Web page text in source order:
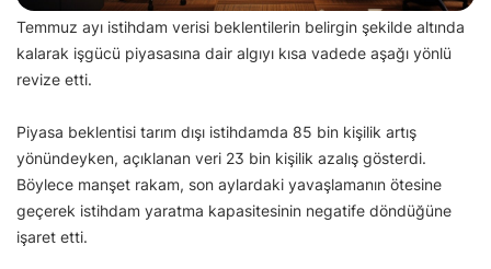
Temmuz ayı istihdam verisi beklentilerin belirgin şekilde altında
kalarak işgücü piyasasına dair algıyı kısa vadede aşağı yönlü
revize etti.
Piyasa beklentisi tarım dışı istihdamda 85 bin kişilik artış
yönündeyken, açıklanan veri 23 bin kişilik azalış gösterdi.
Böylece manşet rakam, son aylardaki yavaşlamanın ötesine
geçerek istihdam yaratma kapasitesinin negatife döndüğüne
işaret etti.